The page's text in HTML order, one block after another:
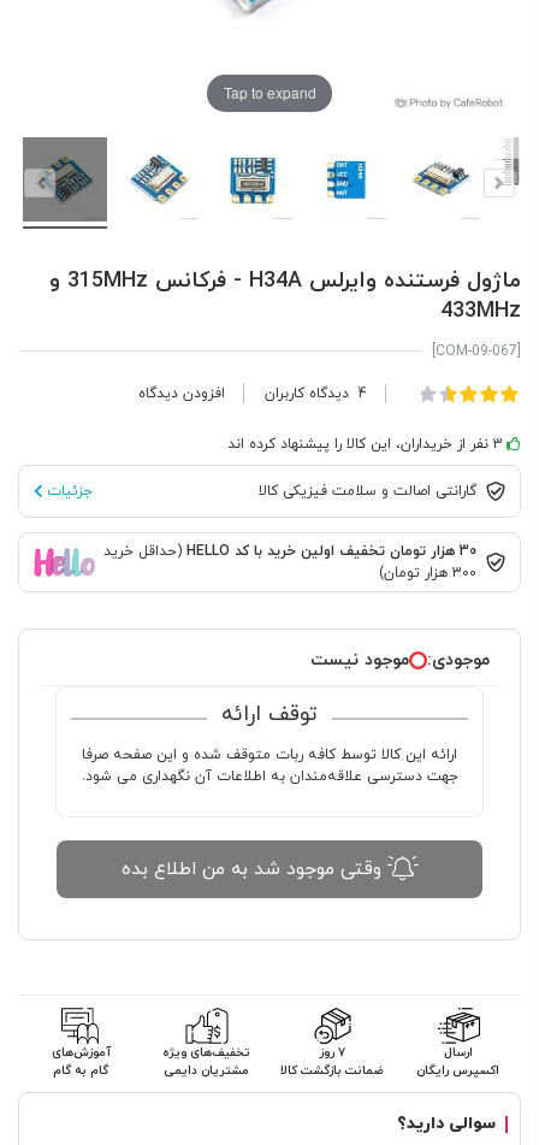
Tap to expand
ماژول فرستنده وایرلس H34A - فرکانس 315MHz و
433MHz
امتیاز:
4 دیدگاه کاربران افزودن دیدگاه
3 نفر از خریداران، این کالا را پیشنهاد کرده اند
گارانتی اصالت و سلامت فیزیکی کالا جزئیات
30 هزار تومان تخفیف اولین خرید با کد HELLO
(حداقل خرید
300 هزار تومان)
موجودی: موجود نیست
توقف ارائه
ارائه این کالا توسط کافه ربات متوقف شده و این صفحه صرفا
جهت دسترسی علاقه‌مندان به اطلاعات آن نگهداری می شود.
وقتی موجود شد به من اطلاع بده
ارسال
اکسپرس رایگان
۷ روز
ضمانت بازگشت کالا
تخفیف‌های ویژه
مشتریان دایمی
آموزش‌های
گام به گام
سوالی دارید؟